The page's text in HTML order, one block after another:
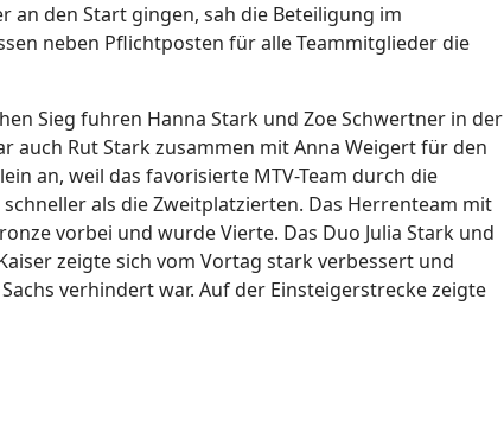
den Start gingen, sah die Beteiligung im
neben Pflichtposten für alle Teammitglieder die
Sieg fuhren Hanna Stark und Zoe Schwertner in der
auch Rut Stark zusammen mit Anna Weigert für den
an, weil das favorisierte MTV-Team durch die
als die Zweitplatzierten. Das Herrenteam mit
vorbei und wurde Vierte. Das Duo Julia Stark und
zeigte sich vom Vortag stark verbessert und
verhindert war. Auf der Einsteigerstrecke zeigte